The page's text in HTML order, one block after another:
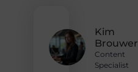
Kim
Brouwer
Content
Specialist